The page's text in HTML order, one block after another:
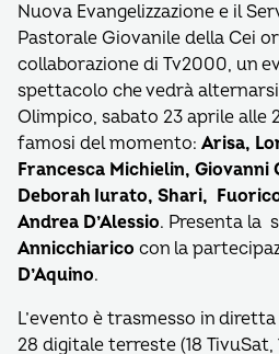
Nuova Evangelizzazione e il
Pastorale Giovanile della Cei
collaborazione di Tv2000, un
spettacolo che vedrà
Olimpico, sabato 23 aprile alle
famosi del momento: Arisa,
Francesca Michielin, Giovanni
Deborah Iurato, Shari,
Andrea D’Alessio. Presenta la
Annicchiarico con la
D’Aquino.
L’evento è trasmesso in
28 digitale terreste (18